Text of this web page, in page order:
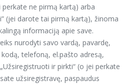
perkate ne pirmą kartą) arba
(jei darote tai pirmą kartą), žinoma
informaciją apie save.
nurodyti savo vardą, pavardę,
telefoną, el.pašto adresą,
ir pirkti“ (o jei perkate
užsiregistravę, paspaudus